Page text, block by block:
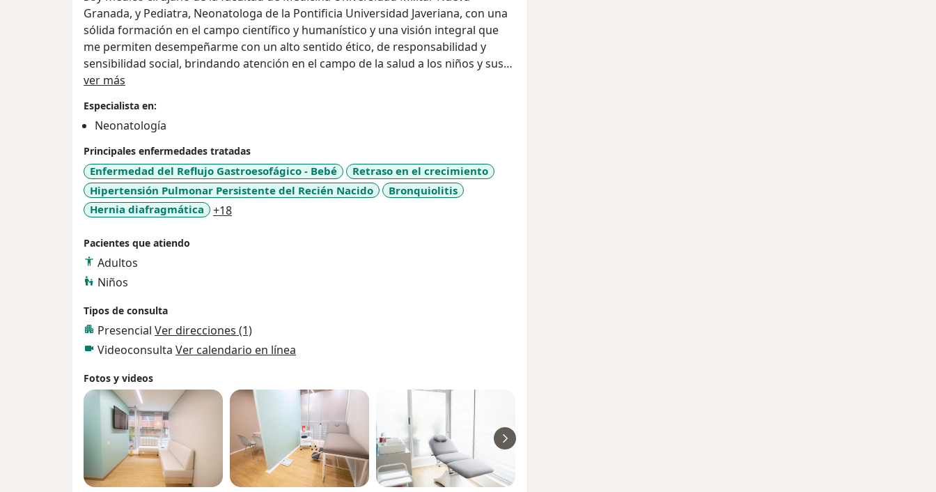
Granada, y Pediatra, Neonatologa de la Pontificia Universidad Javeriana, con una
sólida formación en el campo científico y humanístico y una visión integral que
me permiten desempeñarme con un alto sentido ético, de responsabilidad y
sensibilidad social, brindando atención en el campo de la salud a los niños y sus
familias, con énfasis en neonatologia.
Tuve la grandiosa oportunidad de realizar mis estudios de especialización tanto
en pediatría y neonatología en el Hospital Universitario San Ignacio en Bogota,
Colombia; donde orgullosamente actualmente hago parte del equipo de médicos
especialistas en neonatologia de la unidad de recién nacidos. También gran parte
de mi experiencia profesional y laboral en pediatría fue realizada en la Fundación
Hospital la Misericordia.
ver más
Especialista en:
Neonatología
Principales enfermedades tratadas
Enfermedad del Reflujo Gastroesofágico - Bebé
Retraso en el crecimiento
Hipertensión Pulmonar Persistente del Recién Nacido
Bronquiolitis
Hernia diafragmática
+18a11y_sr_more_diseases
Pacientes que atiendo
Adultos
Niños
Tipos de consulta
Presencial Ver direcciones (1)
Videoconsulta Ver calendario en línea
Fotos y videos